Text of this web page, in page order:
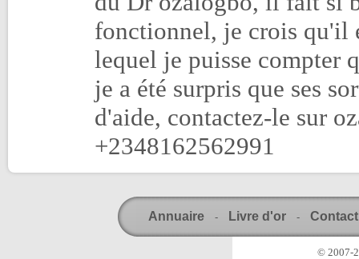
fonctionnel, je crois qu'il
lequel je puisse compter
je a été surpris que ses
d'aide, contactez-le sur
+2348162562991
Annuaire - Livre d'or - Contact
© 2007-